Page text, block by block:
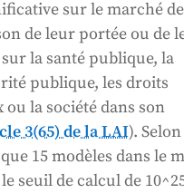
sur le marché de
de leur portée ou de
la santé publique, la
publique, les droits
la société dans son
3(65) de la LAI). Selon
15 modèles dans le
seuil de calcul de